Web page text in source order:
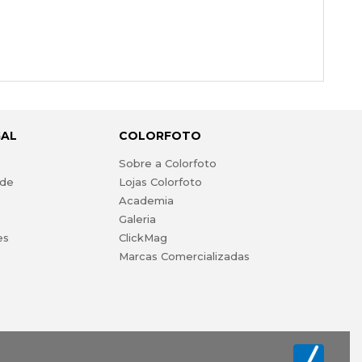
COLORFOTO
Sobre a Colorfoto
Lojas Colorfoto
Academia
Galeria
ClickMag
Marcas Comercializadas